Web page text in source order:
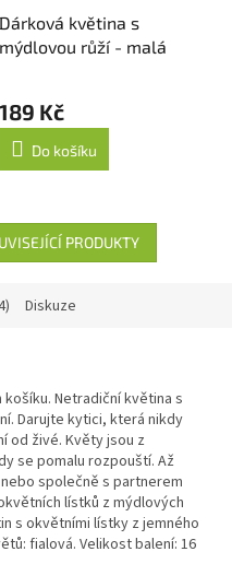
Dárková květina s
mýdlovou růží - malá
189 Kč
Do košíku
PRODUKTY
Diskuze
Netradiční květina s
Darujte kytici, která nikdy
od živé. Květy jsou z
se pomalu rozpouští. Až
společně s partnerem
lístků z mýdlových
s okvětními lístky z jemného
fialová. Velikost balení: 16